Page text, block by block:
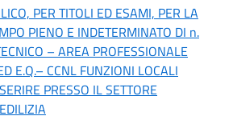
PER TITOLI ED ESAMI, PER LA
PIENO E INDETERMINATO DI n.
– AREA PROFESSIONALE
E.Q.– CCNL FUNZIONI LOCALI
PRESSO IL SETTORE